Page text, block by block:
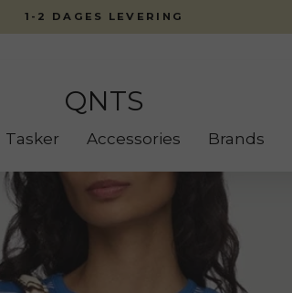
1-2 DAGES LEVERING
QNTS
Tasker Accessories Brands